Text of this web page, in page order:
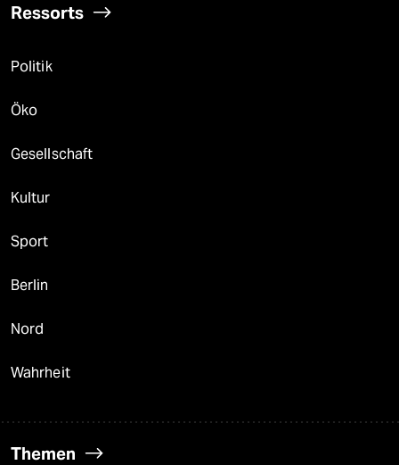
Ressorts
Politik
Öko
Gesellschaft
Kultur
Sport
Berlin
Nord
Wahrheit
Themen